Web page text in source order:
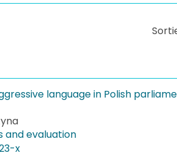
language in Polish
and evaluation
​x